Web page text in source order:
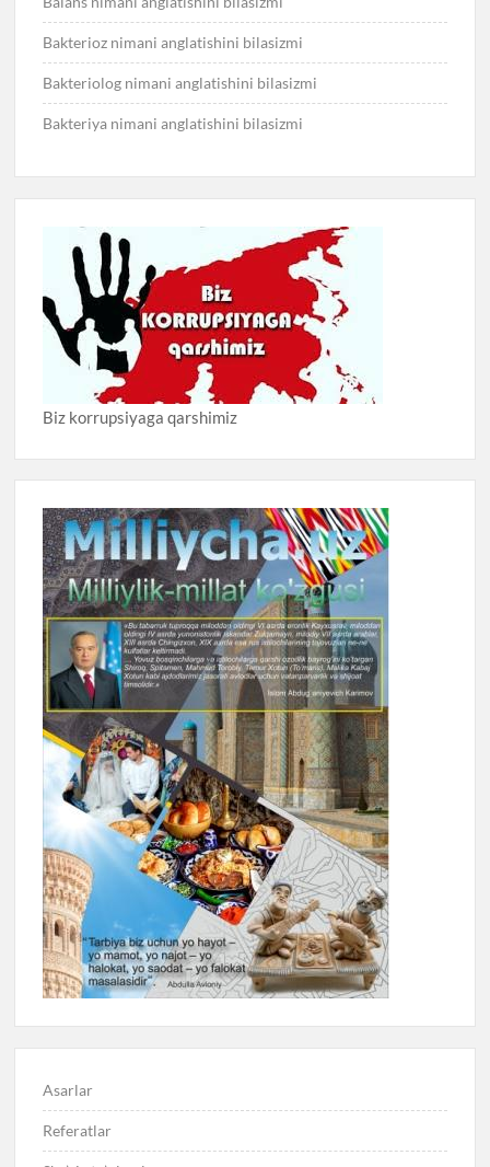
Bakterioz nimani anglatishini bilasizmi
Bakteriolog nimani anglatishini bilasizmi
Bakteriya nimani anglatishini bilasizmi
Biz korrupsiyaga qarshimiz
Asarlar
Referatlar